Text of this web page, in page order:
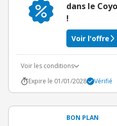
dans le
!
Voir l'offre
Voir les conditions
Expire le 01/01/2028
Vérifié
BON PLAN